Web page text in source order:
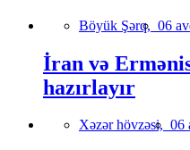
Böyük Şərq, 06
İran və
hazırlayır
Xəzər hövzəsi, 06